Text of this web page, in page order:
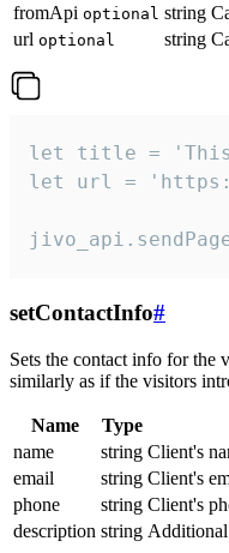
fromApi optional string
url optional string
let title = 'This
let url = 'https://
setContactInfo#
Sets the contact info for the
similarly as if the visitors
Name Type
name
string Client's
email
string Client's
phone
string Client's
description string